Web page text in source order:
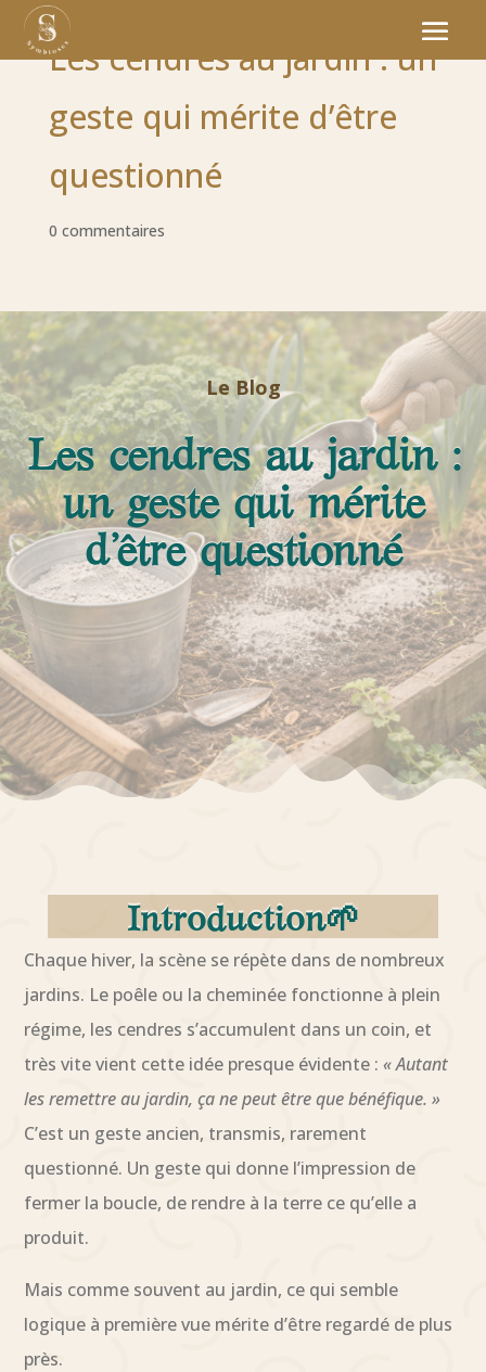
Les cendres au jardin : un
geste qui mérite d’être
questionné
0 commentaires
Le Blog
Les cendres au jardin :
un geste qui mérite
d’être questionné
Introduction🌱
Chaque hiver, la scène se répète dans de nombreux
jardins. Le poêle ou la cheminée fonctionne à plein
régime, les cendres s’accumulent dans un coin, et
très vite vient cette idée presque évidente :« Autant
les remettre au jardin, ça ne peut être que bénéfique. »
C’est un geste ancien, transmis, rarement
questionné. Un geste qui donne l’impression de
fermer la boucle, de rendre à la terre ce qu’elle a
produit.
Mais comme souvent au jardin, ce qui semble
logique à première vue mérite d’être regardé de plus
près.